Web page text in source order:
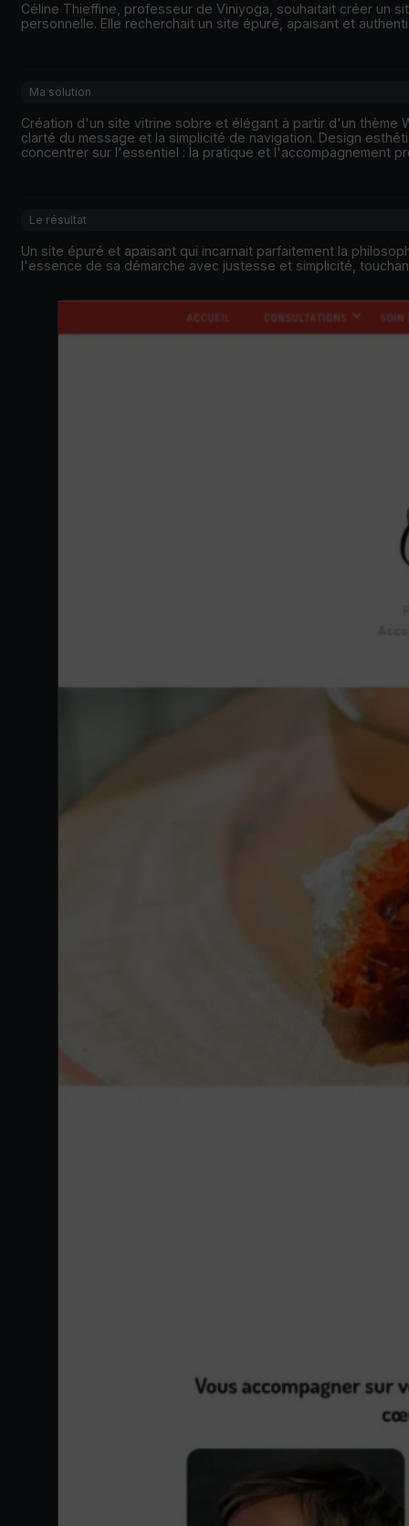
Céline Thieffine, professeur de Viniyoga, souhaitait créer un
personnelle. Elle recherchait un site épuré, apaisant et
Ma solution
Création d'un site vitrine sobre et élégant à partir d'un thème
clarté du message et la simplicité de navigation. Design
concentrer sur l'essentiel : la pratique et l'accompagnement
Le résultat
Un site épuré et apaisant qui incarnait parfaitement la
l'essence de sa démarche avec justesse et simplicité,